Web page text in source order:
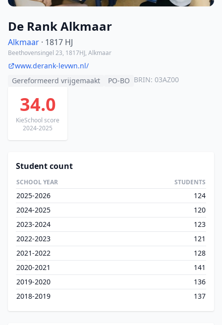
De Rank Alkmaar
Alkmaar · 1817 HJ
Beethovensingel 23, 1817HJ, Alkmaar
www.derank-levwn.nl/
Gereformeerd vrijgemaakt
PO-BO BRIN: 03AZ00
34.0
KieSchool score
2024-2025
Student count
SCHOOL YEAR STUDENTS
2025-2026
124
2024-2025
120
2023-2024
123
2022-2023
121
2021-2022
128
2020-2021
141
2019-2020
136
2018-2019
137